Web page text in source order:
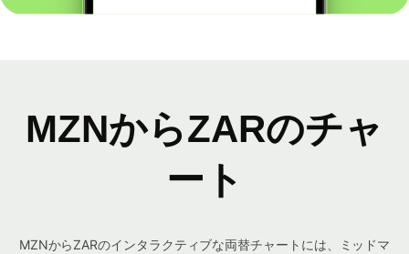
MZNからZARのチャ
ート
MZNからZARのインタラクティブな両替チャートには、ミッドマ